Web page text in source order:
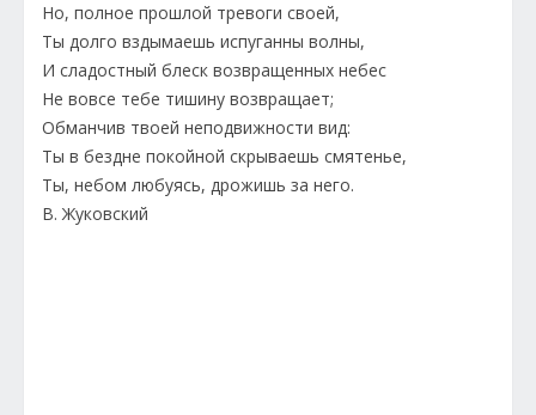
Но, полное прошлой тревоги своей,
Ты долго вздымаешь испуганны волны,
И сладостный блеск возвращенных небес
Не вовсе тебе тишину возвращает;
Обманчив твоей неподвижности вид:
Ты в бездне покойной скрываешь смятенье,
Ты, небом любуясь, дрожишь за него.
В. Жуковский